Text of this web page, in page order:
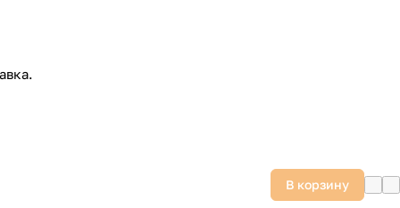
В корзину